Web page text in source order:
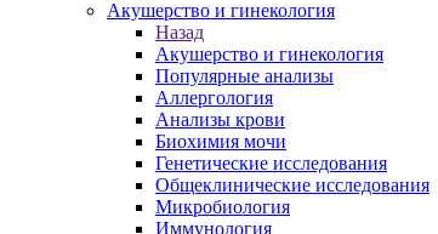
Акушерство и гинекология
Назад
Акушерство и гинекология
Популярные анализы
Аллергология
Анализы крови
Биохимия мочи
Генетические исследования
Общеклинические исследования
Микробиология
Иммунология